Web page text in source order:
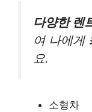
다양한 렌
여 나에게
요.
소형차